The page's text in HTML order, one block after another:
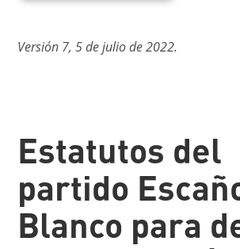
Versión 7, 5 de julio de 2022.
Estatutos del
partido
Blanco para